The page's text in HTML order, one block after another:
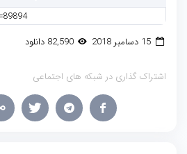
15 دسامبر 2018 82,590 دانلود
اشتراک گذاری در شبکه های اجتماعی